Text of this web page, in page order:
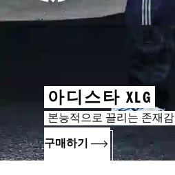
아디스타 XLG
본능적으로 끌리는 존재감
구매하기